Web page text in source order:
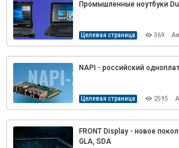
Целевая страница 369
Промышленные ноутбуки
Целевая страница 2595
NAPI - российский
FRONT Display - новое
GLA, SDA